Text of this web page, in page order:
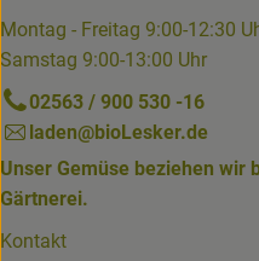
Montag - Freitag 9:00-12:30
Samstag 9:00-13:00 Uhr
02563 / 900 530 -16
laden@bioLesker.de
Unser Gemüse beziehen wir
Gärtnerei.
Kontakt